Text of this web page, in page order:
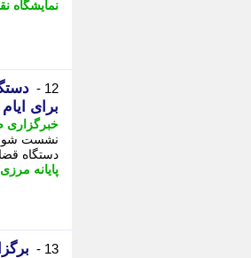
نمایشگاه
12 -
برای
خبرگزاری
نشست
دستگاه
پایانه مرزی
13 -